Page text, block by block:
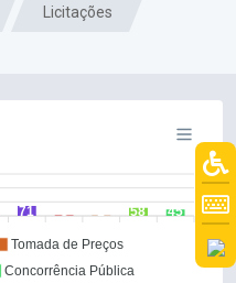
Licitações
71 3 1 58 45
Tomada de Preços
Concorrência Pública